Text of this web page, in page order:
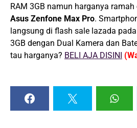
RAM 3GB namun harganya
Asus Zenfone Max Pro.
langsung di flash sale lazada
3GB dengan Dual Kamera dan
tau harganya? BELI AJA DISINI